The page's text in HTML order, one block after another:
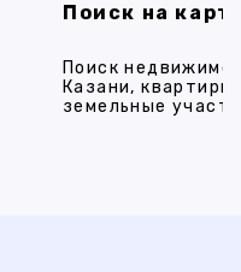
Поиск на
Поиск
Казани,
земельные